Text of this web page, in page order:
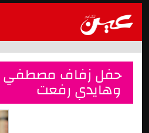
حفل زفاف مصطفي
وهايدي رفعت